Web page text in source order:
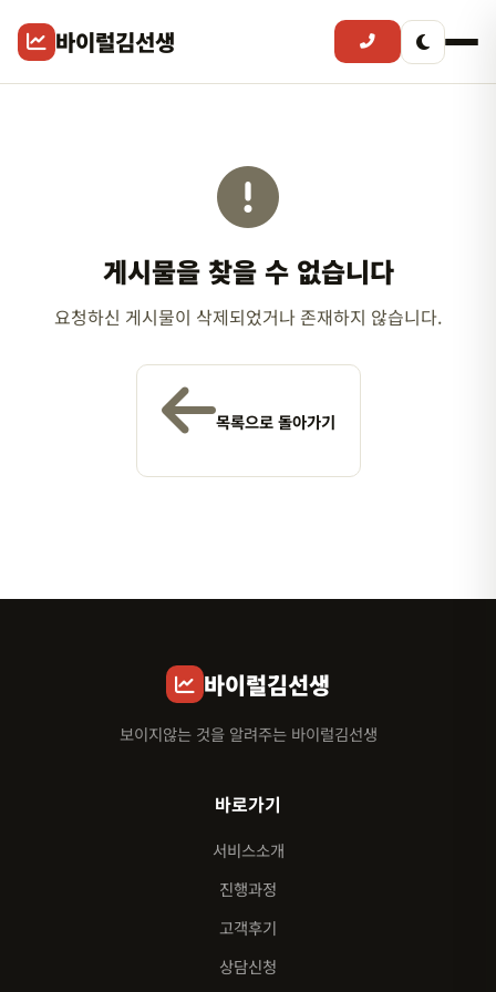
바이럴김선생
게시물을 찾을 수 없습니다
요청하신 게시물이 삭제되었거나 존재하지 않습니다.
목록으로 돌아가기
바이럴김선생
보이지않는 것을 알려주는 바이럴김선생
바로가기
서비스소개
진행과정
고객후기
상담신청